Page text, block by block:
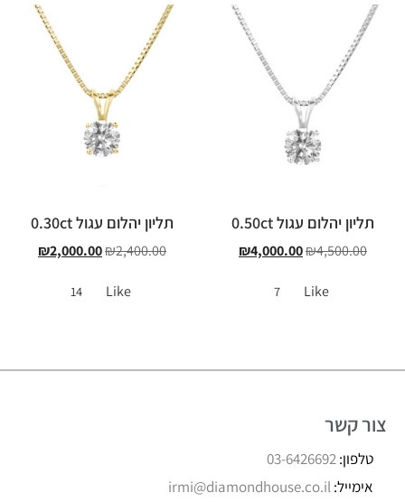
תליון יהלום עגול 0.50ct
₪4,500.00
₪4,000.00
Like
7
תליון יהלום עגול 0.30ct
₪2,400.00
₪2,000.00
Like
14
צור קשר
טלפון:03-6426692
אימייל:irmi@diamondhouse.co.il